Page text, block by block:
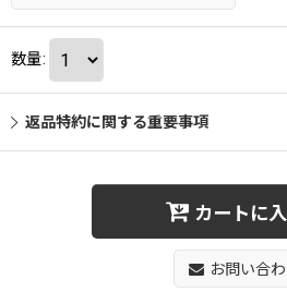
数量:
返品特約に関する重要事項
カートに
お問い合